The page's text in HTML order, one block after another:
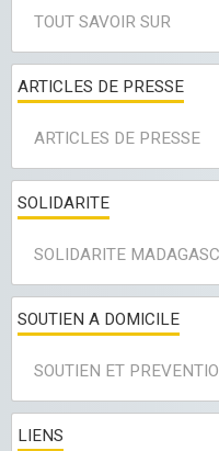
TOUT SAVOIR SUR
ARTICLES DE PRESSE
ARTICLES DE PRESSE
SOLIDARITE
SOLIDARITE
SOUTIEN A DOMICILE
SOUTIEN ET
LIENS